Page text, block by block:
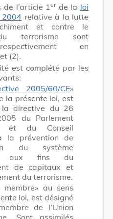
de l’article 1erde la loi
2004 relative à la lutte
et contre le
terrorisme sont
en
(2).
est complété par les
2005/60/CE»
la présente loi, est
la directive du 26
du Parlement
et du Conseil
la prévention de
du système
aux fins du
de capitaux et
du terrorisme.
membre» au sens
loi, est désigné
de l’Union
Sont assimilés